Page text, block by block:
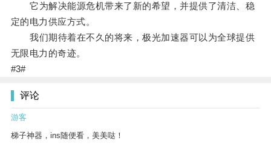
它为解决能源危机带来了新的希望，并提供了清洁、稳
定的电力供应方式。
我们期待着在不久的将来，极光加速器可以为全球提供
无限电力的奇迹。
#3#
评论
游客
梯子神器，ins随便看，美美哒！